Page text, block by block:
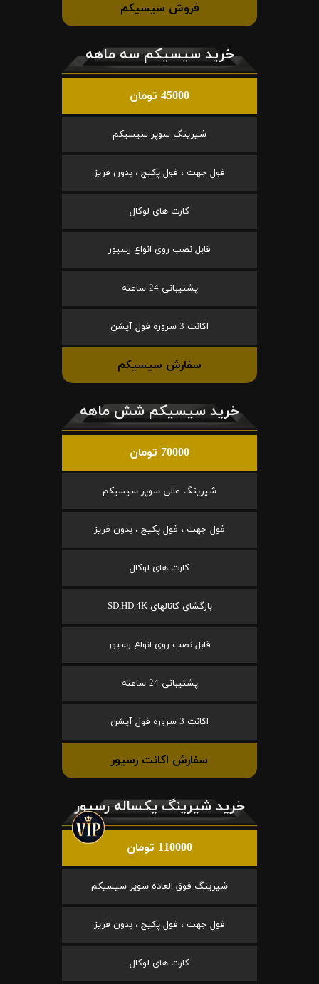
فروش سیسیکم
خرید سیسیکم سه ماهه
45000 تومان
شیرینگ سوپر سیسیکم
فول جهت ، فول پکیج ، بدون فریز
کارت های لوکال
قابل نصب روی انواع رسیور
پشتیبانی 24 ساعته
اکانت 3 سروره فول آپشن
سفارش سیسیکم
خرید سیسیکم شش ماهه
70000 تومان
شیرینگ عالی سوپر سیسیکم
فول جهت ، فول پکیج ، بدون فریز
کارت های لوکال
بازگشای کانالهای SD,HD,4K
قابل نصب روی انواع رسیور
پشتیبانی 24 ساعته
اکانت 3 سروره فول آپشن
سفارش اکانت رسیور
خرید شیرینگ یکساله رسیور
110000 تومان
شیرینگ فوق العاده سوپر سیسیکم
فول جهت ، فول پکیج ، بدون فریز
کارت های لوکال